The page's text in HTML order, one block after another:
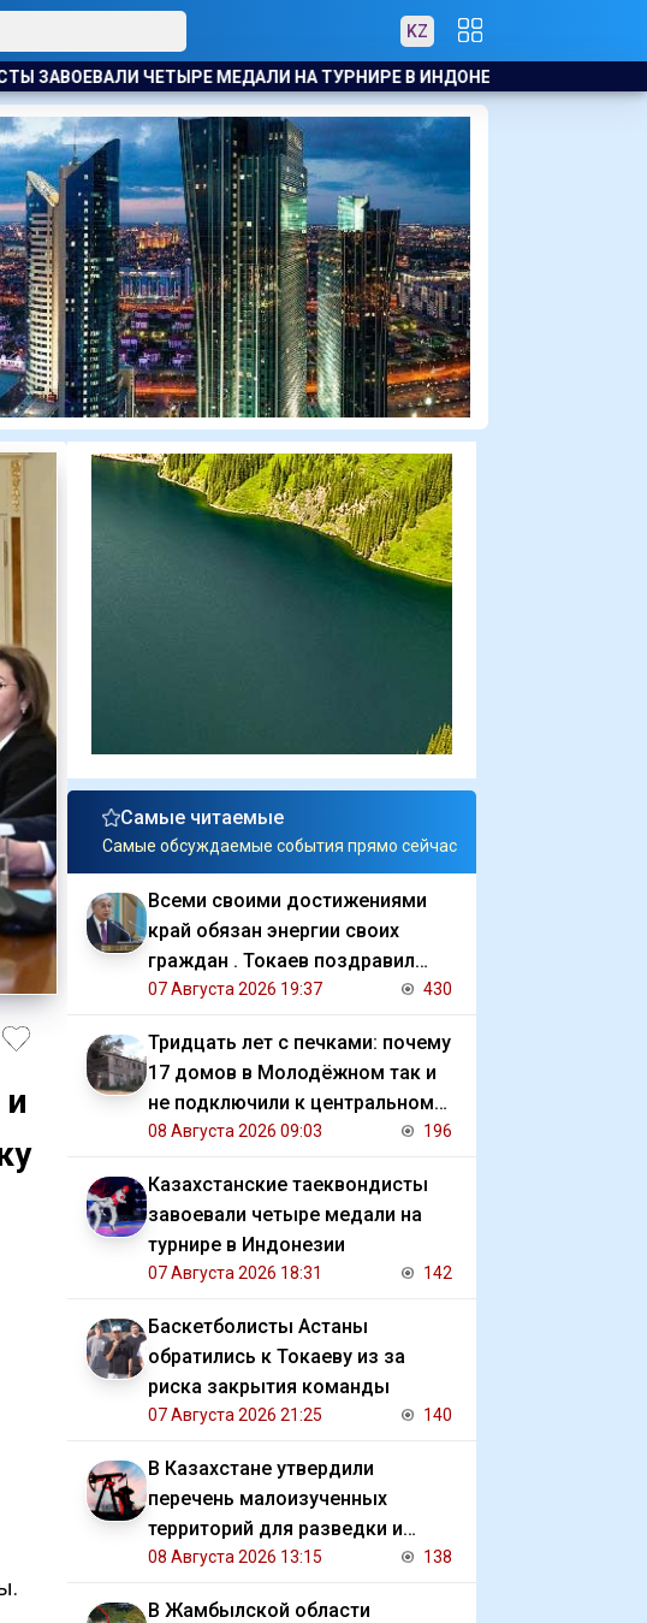
KZ
ТУРНИРЕ В ИНДОНЕЗИИ БАСКЕТБОЛИСТЫ АСТАНЫ ОБРАТИЛИСЬ
Самые читаемые
Самые обсуждаемые события прямо сейчас
Всеми своими достижениями
край обязан энергии своих
граждан . Токаев поздравил
жителей СКО с 90 летием
07 Августа 2026 19:37 430
Тридцать лет с печками: почему
17 домов в Молодёжном так и
не подключили к центральному
отоплению
08 Августа 2026 09:03 196
Казахстанские таеквондисты
завоевали четыре медали на
турнире в Индонезии
07 Августа 2026 18:31 142
Баскетболисты Астаны
обратились к Токаеву из за
риска закрытия команды
07 Августа 2026 21:25 140
В Казахстане утвердили
перечень малоизученных
территорий для разведки и
добычи углеводородов
08 Августа 2026 13:15 138
В Жамбылской области